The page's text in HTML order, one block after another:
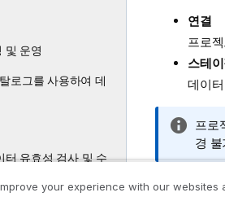
및 운영
로그를 사용하여 데
터 유효성 검사 및 수
연결
프로
스테
데이
정
보
메
프로
경 불
your experience with our websites